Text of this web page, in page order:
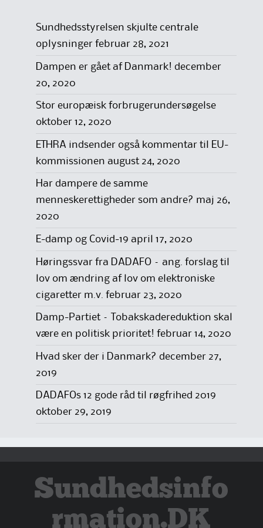
Sundhedsstyrelsen skjulte centrale
oplysninger februar 28, 2021
Dampen er gået af Danmark! december
20, 2020
Stor europæisk forbrugerundersøgelse
oktober 12, 2020
ETHRA indsender også kommentar til EU-
kommissionen august 24, 2020
Har dampere de samme
menneskerettigheder som andre? maj 26,
2020
E-damp og Covid-19 april 17, 2020
Høringssvar fra DADAFO – ang. forslag til
lov om ændring af lov om elektroniske
cigaretter m.v. februar 23, 2020
Damp-Partiet – Tobakskadereduktion skal
være en politisk prioritet! februar 14, 2020
Hvad sker der i Danmark? december 27,
2019
DADAFOs 12 gode råd til røgfrihed 2019
oktober 29, 2019
Sundhedsinfo
rmation.DK